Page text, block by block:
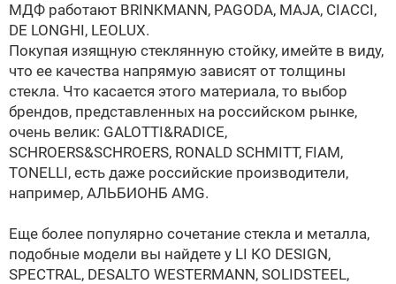
МДФ работают BRINKMANN, PAGODA, MAJA, CIACCI,
DE LONGHI, LEOLUX.
Покупая изящную стеклянную стойку, имейте в виду,
что ее качества напрямую зависят от толщины
стекла. Что касается этого материала, то выбор
брендов, представленных на российском рынке,
очень велик: GALOTTI&RADICE,
SCHROERS&SCHROERS, RONALD SCHMITT, FIAM,
TONELLI, есть даже российские производители,
например, АЛЬБИОНБ AMG.
Еще более популярно сочетание стекла и металла,
подобные модели вы найдете у LI КO DESIGN,
SPECTRAL, DESALTO WESTERMANN, SOLIDSTEEL,